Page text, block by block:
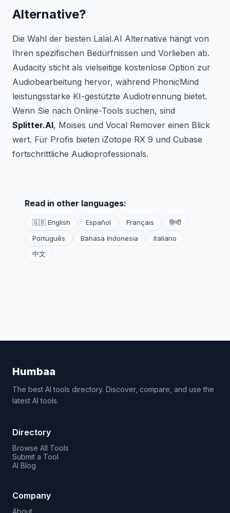
Alternative?
Die Wahl der besten Lalal.AI Alternative hängt von
Ihren spezifischen Bedürfnissen und Vorlieben ab.
Audacity sticht als vielseitige kostenlose Option zur
Audiobearbeitung hervor, während PhonicMind
leistungsstarke KI-gestützte Audiotrennung bietet.
Wenn Sie nach Online-Tools suchen, sind
Splitter.AI, Moises und Vocal Remover einen Blick
wert. Für Profis bieten iZotope RX 9 und Cubase
fortschrittliche Audioprofessionals.
Read in other languages:
🇬🇧 English Español Français
हिन्दी
Português
Bahasa Indonesia
Italiano
中文
Humbaa
The best AI tools directory. Discover, compare, and use the
latest AI tools.
Directory
Browse All Tools
Submit a Tool
AI Blog
Company
About